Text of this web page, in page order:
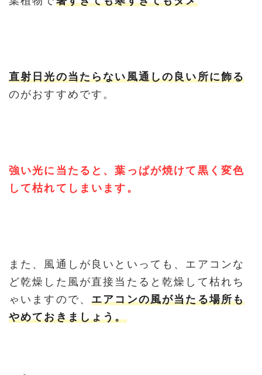
直射日光の当たらない風通しの良い所に飾る
のがおすすめです。
強い光に当たると、葉っぱが焼けて黒く変色
して枯れてしまいます。
また、風通しが良いといっても、エアコンな
ど乾燥した風が直接当たると乾燥して枯れち
ゃいますので、エアコンの風が当たる場所も
やめておきましょう。